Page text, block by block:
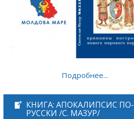
Подробнее...
КНИГА: АПОКАЛИПСИС ПО-
РУССКИ /С. МАЗУР/